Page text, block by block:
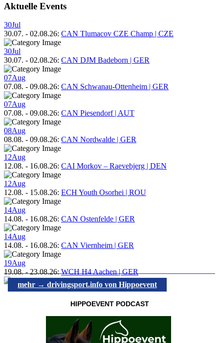
Aktuelle Events
30Jul
30.07. - 02.08.26: CAN Tlumacov CZE Champ | CZE
30Jul
30.07. - 02.08.26: CAN DJM Badeborn | GER
07Aug
07.08. - 09.08.26: CAN Schwanau-Ottenheim | GER
07Aug
07.08. - 09.08.26: CAN Piesendorf | AUT
08Aug
08.08. - 09.08.26: CAN Nordwalde | GER
12Aug
12.08. - 16.08.26: CAI Morkov – Raevebjerg | DEN
12Aug
12.08. - 15.08.26: ECH Youth Osorhei | ROU
14Aug
14.08. - 16.08.26: CAN Ostenfelde | GER
14Aug
14.08. - 16.08.26: CAN Viernheim | GER
19Aug
19.08.-23.08.26:WCH H4 Aachen | GER
mehr → drivingsport.info von Hippoevent
HIPPOEVENT PODCAST